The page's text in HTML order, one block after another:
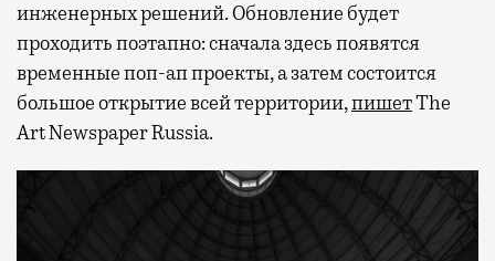
инженерных решений. Обновление будет
проходить поэтапно: сначала здесь появятся
временные поп-ап проекты, а затем состоится
большое открытие всей территории,пишетThe
Art Newspaper Russia.